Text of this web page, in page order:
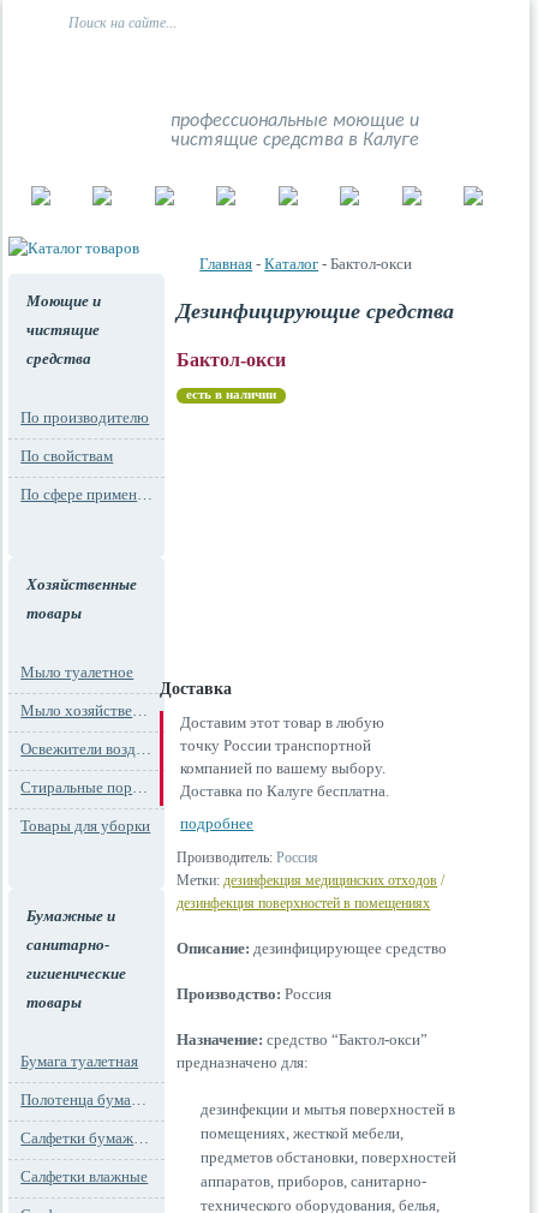
профессиональные моющие и
чистящие средства в Калуге
Моющие и
чистящие
средства
По производителю
По свойствам
По сфере применения
Хозяйственные
товары
Мыло туалетное
Мыло хозяйственное
Освежители воздуха
Стиральные порошки
Товары для уборки
Бумажные и
санитарно-
гигиенические
товары
Бумага туалетная
Полотенца бумажные
Салфетки бумажные
Салфетки влажные
Главная -Каталог - Бактол-окси
Дезинфицирующие средства
Бактол-окси
есть в наличии
Доставка
Доставим этот товар в любую
точку России транспортной
компанией по вашему выбору.
Доставка по Калуге бесплатна.
подробнее
Производитель: Россия
Метки: дезинфекция медицинских отходов /
дезинфекция поверхностей в помещениях
Описание: дезинфицирующее средство
Производство: Россия
Назначение: средство “Бактол-окси”
предназначено для:
дезинфекции и мытья поверхностей в
помещениях, жесткой мебели,
предметов обстановки, поверхностей
аппаратов, приборов, санитарно-
технического оборудования, белья,